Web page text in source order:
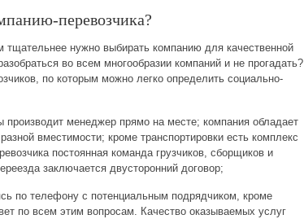
перевозчика?
нужно выбирать компанию для качественной
во всем многообразии компаний и не прогадать?
по которым можно легко определить социально-
производит менеджер прямо на месте; компания обладает
вместимости; кроме транспортировки есть комплекс
постоянная команда грузчиков, сборщиков и
заключается двусторонний договор;
по телефону с потенциальным подрядчиком, кроме
по всем этим вопросам. Качество оказываемых услуг